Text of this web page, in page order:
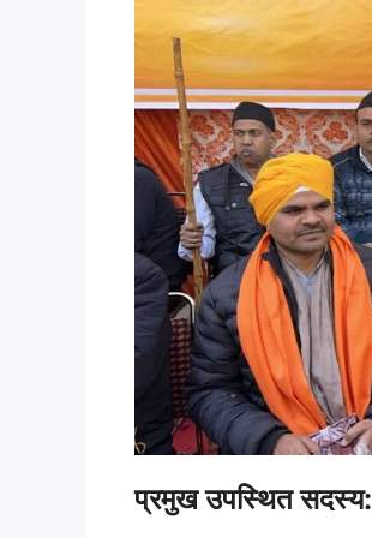
प्रमुख उपस्थित सदस्य: